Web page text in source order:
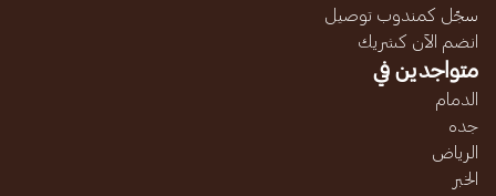
سجّل كمندوب توصيل
انضم الآن كشريك
متواجدين في
الدمام
جده
الرياض
الخبر